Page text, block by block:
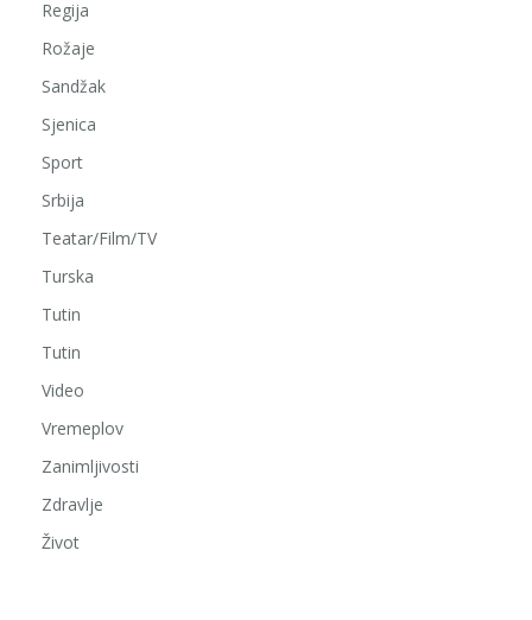
Regija
Rožaje
Sandžak
Sjenica
Sport
Srbija
Teatar/Film/TV
Turska
Tutin
Tutin
Video
Vremeplov
Zanimljivosti
Zdravlje
Život